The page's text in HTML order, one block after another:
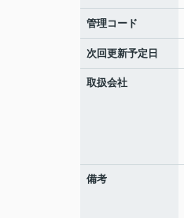
管理コード
次回更新予定日
取扱会社
備考